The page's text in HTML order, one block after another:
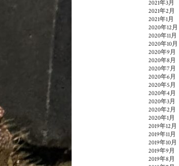
2021年3月
2021年2月
2021年1月
2020年12月
2020年11月
2020年10月
2020年9月
2020年8月
2020年7月
2020年6月
2020年5月
2020年4月
2020年3月
2020年2月
2020年1月
2019年12月
2019年11月
2019年10月
2019年9月
2019年8月